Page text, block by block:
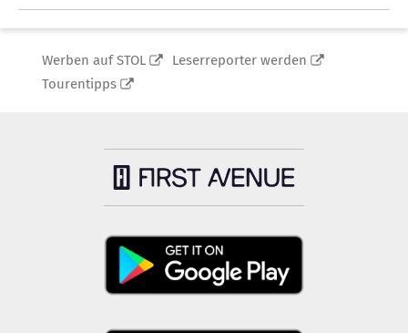
Werben auf STOL
Leserreporter werden
Tourentipps